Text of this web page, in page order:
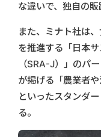
な違いで、独自の
また、ミナト社は
を推進する「日本
（SRA-J）」のパ
が掲げる「農業者
といったスタンダ
る。